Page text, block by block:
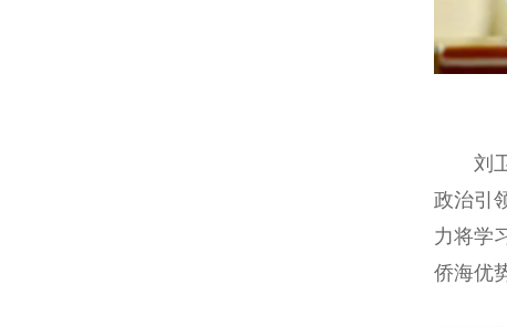
刘卫
政治引
力将学
侨海优